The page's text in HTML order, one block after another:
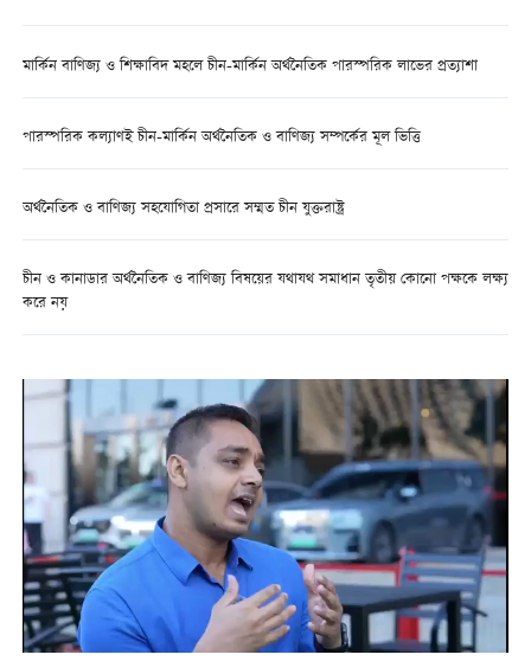
মার্কিন বাণিজ্য ও শিক্ষাবিদ মহলে চীন-মার্কিন অর্থনৈতিক পারস্পরিক লাভের প্রত্যাশা
পারস্পরিক কল্যাণই চীন-মার্কিন অর্থনৈতিক ও বাণিজ্য সম্পর্কের মূল ভিত্তি
অর্থনৈতিক ও বাণিজ্য সহযোগিতা প্রসারে সম্মত চীন যুক্তরাষ্ট্র
চীন ও কানাডার অর্থনৈতিক ও বাণিজ্য বিষয়ের যথাযথ সমাধান তৃতীয় কোনো পক্ষকে লক্ষ্য
করে নয়